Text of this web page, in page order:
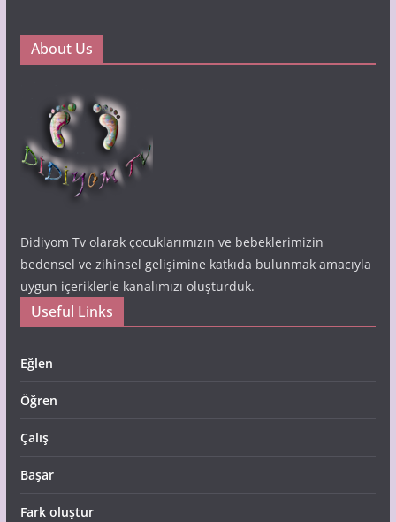
About Us
Didiyom Tv olarak çocuklarımızın ve bebeklerimizin
bedensel ve zihinsel gelişimine katkıda bulunmak amacıyla
uygun içeriklerle kanalımızı oluşturduk.
Useful Links
Eğlen
Öğren
Çalış
Başar
Fark oluştur